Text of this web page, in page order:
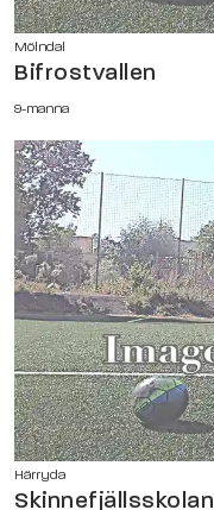
Mölndal
Bifrostvallen
9-manna
Härryda
Skinnefjällsskolan